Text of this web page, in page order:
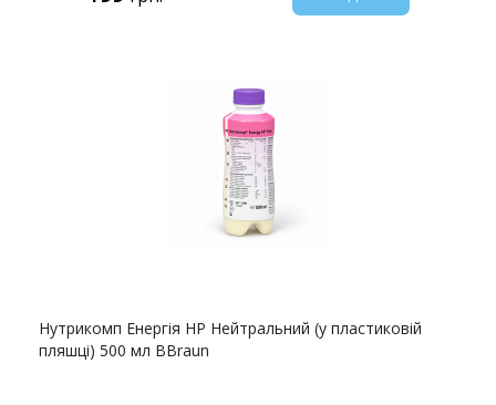
Нутрикомп Енергія HP Нейтральний (у пластиковій
пляшці) 500 мл BBraun